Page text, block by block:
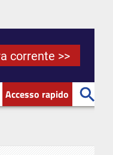
corrente >>
Accesso rapido